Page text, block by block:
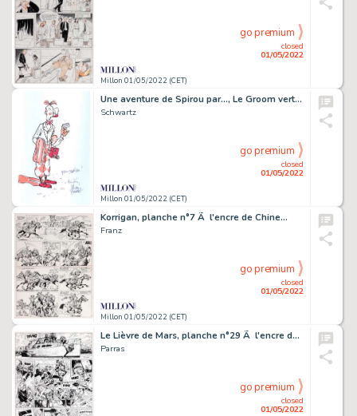
Millon 01/05/2022 (CET)
closed
01/05/2022
go premium
Une aventure de Spirou par..., Le Groom vert de…
Schwartz
Millon 01/05/2022 (CET)
closed
01/05/2022
go premium
Korrigan, planche n°7 Ã l'encre de Chine…
Franz
Millon 01/05/2022 (CET)
closed
01/05/2022
go premium
Le Lièvre de Mars, planche n°29 Ã l'encre de…
Parras
closed
01/05/2022
go premium